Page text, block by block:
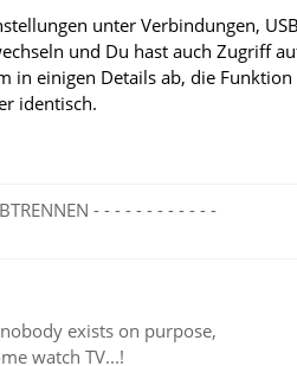
unter Verbindungen,
und Du hast auch Zugriff
in einigen Details ab, die
identisch.
- - - - - - - - - - - -
exists on purpose,
watch TV...!